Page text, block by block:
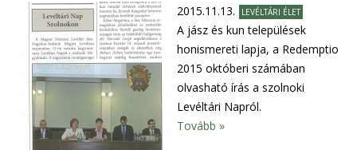
2015.11.13. LEVÉLTÁRI ÉLET
A jász és kun települések
honismereti lapja, a Redemptio
2015 októberi számában
olvasható írás a szolnoki
Levéltári Napról.
Tovább »